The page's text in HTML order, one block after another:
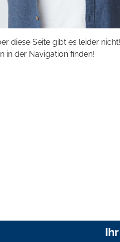
diese Seite gibt es leider
in der Navigation finden!